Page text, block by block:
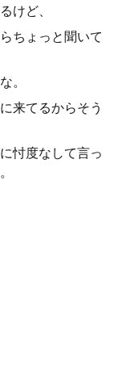
けど、
ちょっと聞いて
。
来てるからそう
忖度なして言っ